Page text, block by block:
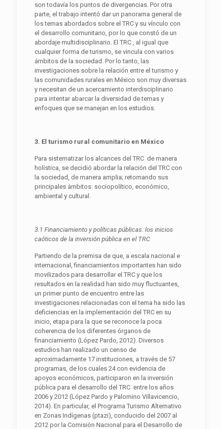
son todavía los puntos de divergencias. Por otra
parte, el trabajo intentó dar un panorama general de
los temas abordados sobre el TRC y su vínculo con
el desarrollo comunitario, por lo que constó de un
abordaje multidisciplinario. El TRC , al igual que
cualquier forma de turismo, se vincula con varios
ámbitos de la sociedad. Por lo tanto, las
investigaciones sobre la relación entre el turismo y
las comunidades rurales en México son muy diversas
y necesitan de un acercamiento interdisciplinario
para intentar abarcar la diversidad de temas y
enfoques que se manejan en los estudios.
3. El turismo rural comunitario en México
Para sistematizar los alcances del TRC de manera
holística, se decidió abordar la relación del TRC con
la sociedad, de manera amplia; retomando sus
principales ámbitos: sociopolítico, económico,
ambiental y cultural.
3.1 Financiamiento y políticas públicas: los inicios
caóticos de la inversión pública en el TRC
Partiendo de la premisa de que, a escala nacional e
internacional, financiamientos importantes han sido
movilizados para desarrollar el TRC y que los
resultados en la realidad han sido muy fluctuantes,
un primer punto de encuentro entre las
investigaciones relacionadas con el tema ha sido las
deficiencias en la implementación del TRC en su
inicio, etapa para la que se reconoce la poca
coherencia de los diferentes órganos de
financiamiento (López Pardo, 2012). Diversos
estudios han realizado un censo de
aproximadamente 17 instituciones, a través de 57
programas, de los cuales 24 con evidencia de
apoyos económicos, participaron en la inversión
pública para el desarrollo del TRC entre los años
2006 y 2012 (López Pardo y Palomino Villavicencio,
2014). En particular, el Programa Turismo Alternativo
en Zonas Indígenas (ptazi), conducido del 2007 al
2012 por la Comisión Nacional para el Desarrollo de